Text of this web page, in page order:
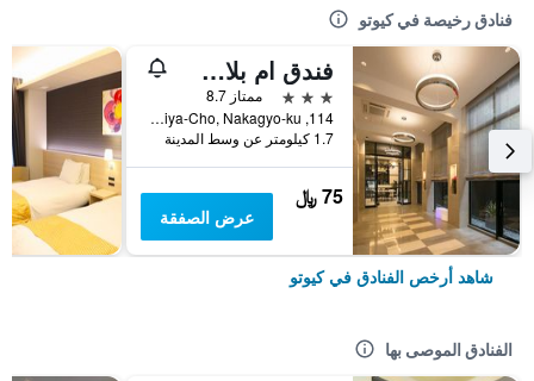
فنادق رخيصة في كيوتو
فندق ام بلاس شيجاو أوميا
3 نجوم
ممتاز 8.7
114, Nishikiomiya-Cho, Nakagyo-ku, كيوتو, اليابان
1.7 كيلومتر عن وسط المدينة
75 ﷼
عرض الصفقة
شاهد أرخص الفنادق في كيوتو
الفنادق الموصى بها